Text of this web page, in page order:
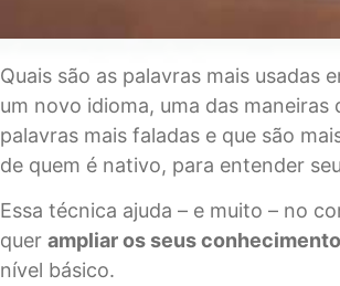
Quais são as palavras mais usadas
um novo idioma, uma das
palavras mais faladas e que são
de quem é nativo, para entender
Essa técnica ajuda – e muito – no
quer ampliar os seus
nível básico.